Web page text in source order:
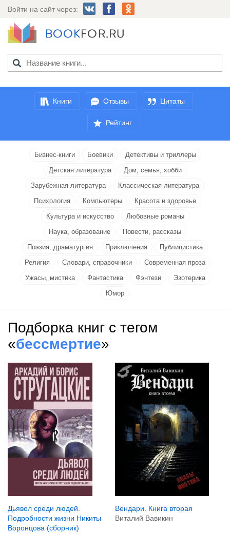
Войти на сайт через:
Книги Отзывы Цитаты
Рейтинг
Бизнес-книги Боевики
Детективы и триллеры
Детская литература
Дом, семья, хобби
Зарубежная литература
Классическая литература
Психология
Компьютеры
Красота и здоровье
Культура и искусство
Любовные романы
Наука, образование
Повести, рассказы
Поэзия, драматургия
Приключения
Публицистика
Религия
Словари, справочники
Современная проза
Ужасы, мистика
Фантастика Фэнтези
Эзотерика
Юмор
Подборка книг с тегом
«бессмертие»
Дьявол среди людей.
Подробности жизни Никиты
Воронцова (сборник)
Вендари. Книга вторая
Виталий Вавикин